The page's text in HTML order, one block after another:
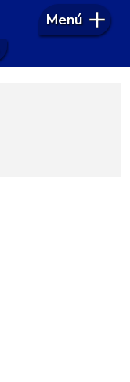
Menú